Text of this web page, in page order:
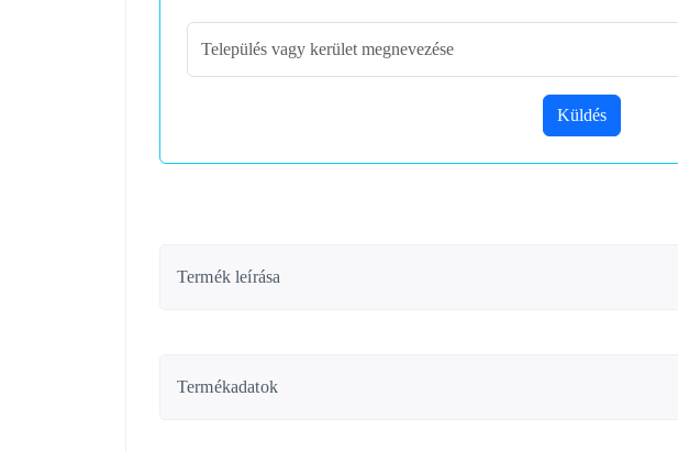
Küldés
Termék leírása
Termékadatok